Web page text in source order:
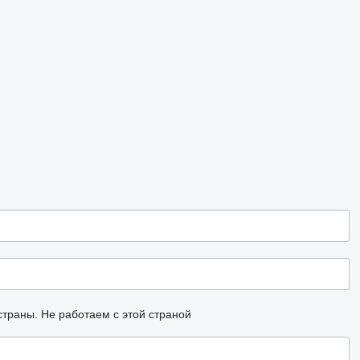
Не работаем с этой страной